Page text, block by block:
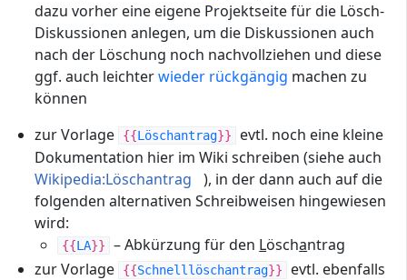
dazu vorher eine eigene Projektseite für die Lösch-
Diskussionen anlegen, um die Diskussionen auch
nach der Löschung noch nachvollziehen und diese
ggf. auch leichterwieder rückgängig machen zu
können
zur Vorlage
{{Löschantrag}}
evtl. noch eine kleine
Dokumentation hier im Wiki schreiben (siehe auch
Wikipedia:Löschantrag
), in der dann auch auf die
folgenden alternativen Schreibweisen hingewiesen
wird:
{{LA}} – Abkürzung für den Löschantrag
zur Vorlage
{{Schnelllöschantrag}}
evtl. ebenfalls